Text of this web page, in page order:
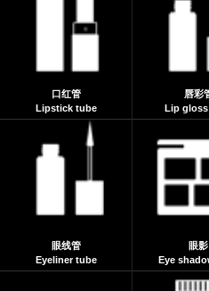
口红管
Lipstick tube
唇彩
Lip
眼线管
Eyeliner tube
眼影
Eye